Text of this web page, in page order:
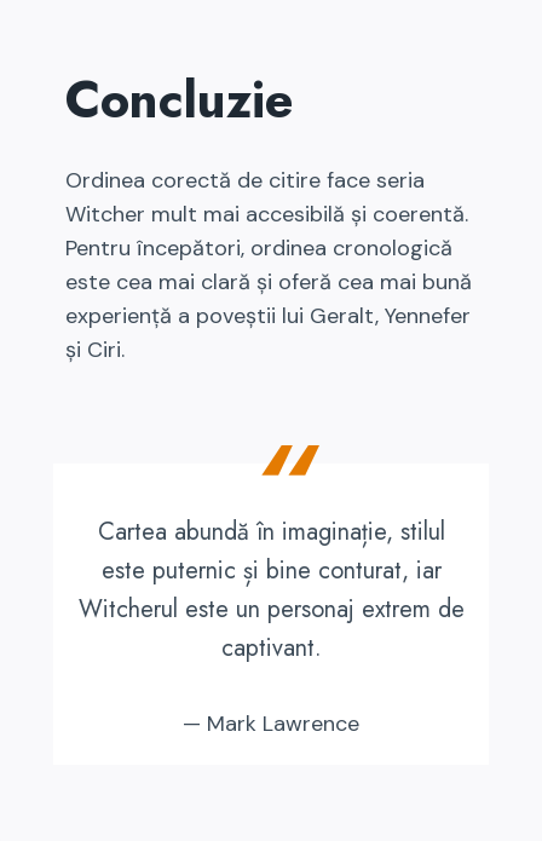
Concluzie
Ordinea corectă de citire face seria
Witcher mult mai accesibilă și coerentă.
Pentru începători, ordinea cronologică
este cea mai clară și oferă cea mai bună
experiență a poveștii lui Geralt, Yennefer
și Ciri.
“
Cartea abundă în imaginație, stilul
este puternic și bine conturat, iar
Witcherul este un personaj extrem de
captivant.
— Mark Lawrence